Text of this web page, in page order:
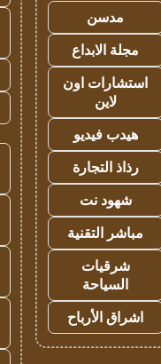
مدسن
مجلة الابداع
استشارات اون
لاين
هيدب فيديو
رذاذ التجارة
شهود نت
مباشر التقنية
شرقيات
السياحة
اشراق الأرباح